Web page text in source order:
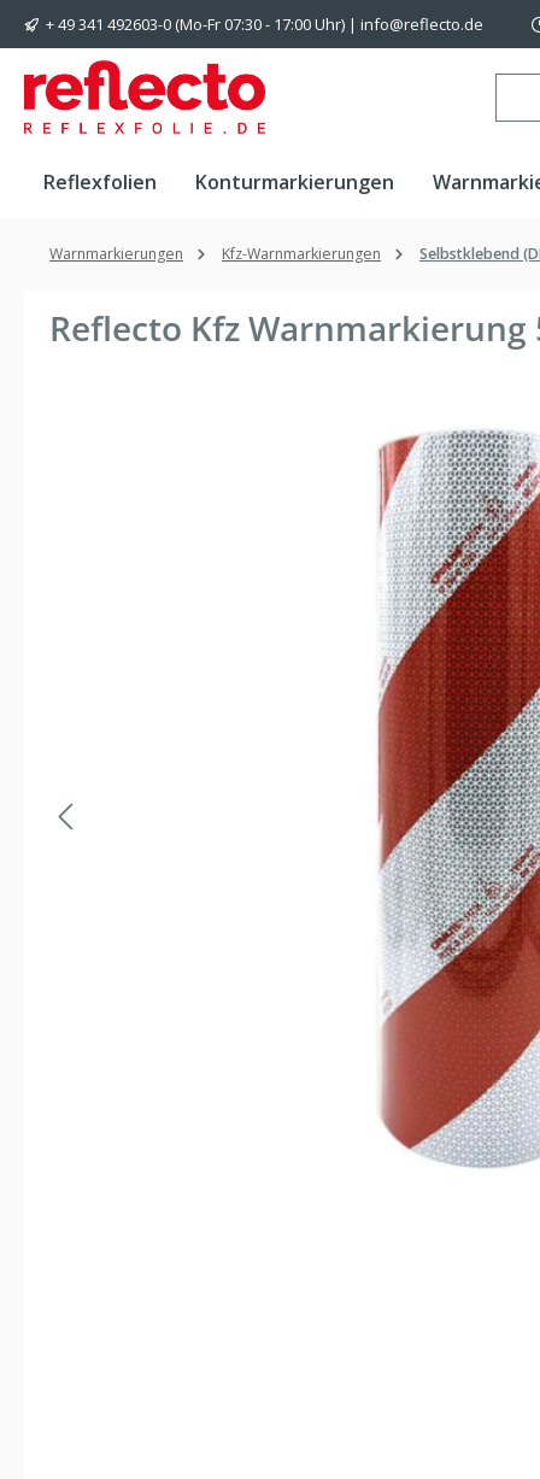
Hauptinhalt springen
Zur Suche springen
Zur Hauptnavigation springen
+ 49 341 492603-0 (Mo-Fr 07:30 - 17:00 Uhr) | info@reflecto.de
Reflexfolien Konturmarkierungen
Warnmarkierungen Kfz-Warnmarkierungen Selbstklebend
Reflecto Kfz